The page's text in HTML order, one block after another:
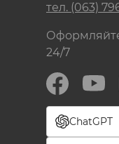
тел. (063)
24/7
ChatGPT